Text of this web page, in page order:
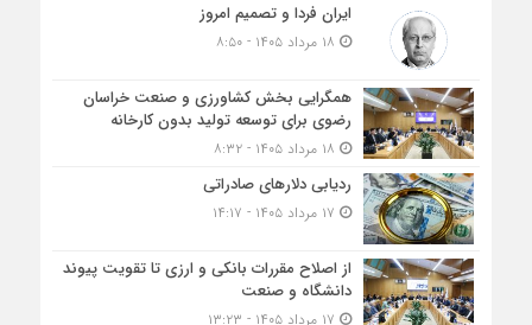
ایران فردا و تصمیم امروز
همگرایی بخش کشاورزی و صنعت خراسان
رضوی برای توسعه تولید بدون کارخانه
ردیابی دلارهای صادراتی
از اصلاح مقررات بانکی و ارزی تا تقویت پیوند
دانشگاه و صنعت